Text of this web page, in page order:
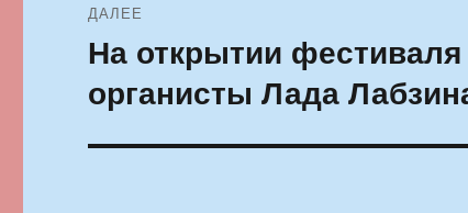
ДАЛЕЕ
Следующая
На открытии
органисты Лада